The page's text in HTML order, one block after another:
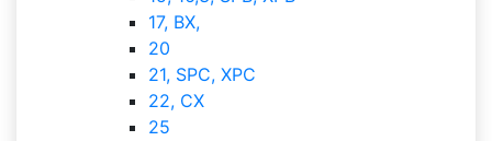
17, BX,
20
21, SPC, XPC
22, CX
25